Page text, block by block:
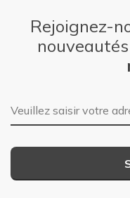
Rejoignez-
Adresse e-mail